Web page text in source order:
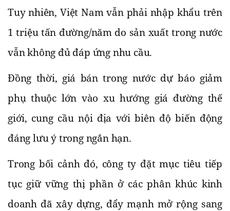
Tuy nhiên, Việt Nam vẫn phải nhập khẩu trên
1 triệu tấn đường/năm do sản xuất trong nước
vẫn không đủ đáp ứng nhu cầu.
Đồng thời, giá bán trong nước dự báo giảm
phụ thuộc lớn vào xu hướng giá đường thế
giới, cung cầu nội địa với biên độ biến động
đáng lưu ý trong ngắn hạn.
Trong bối cảnh đó, công ty đặt mục tiêu tiếp
tục giữ vững thị phần ở các phân khúc kinh
doanh đã xây dựng, đẩy mạnh mở rộng sang